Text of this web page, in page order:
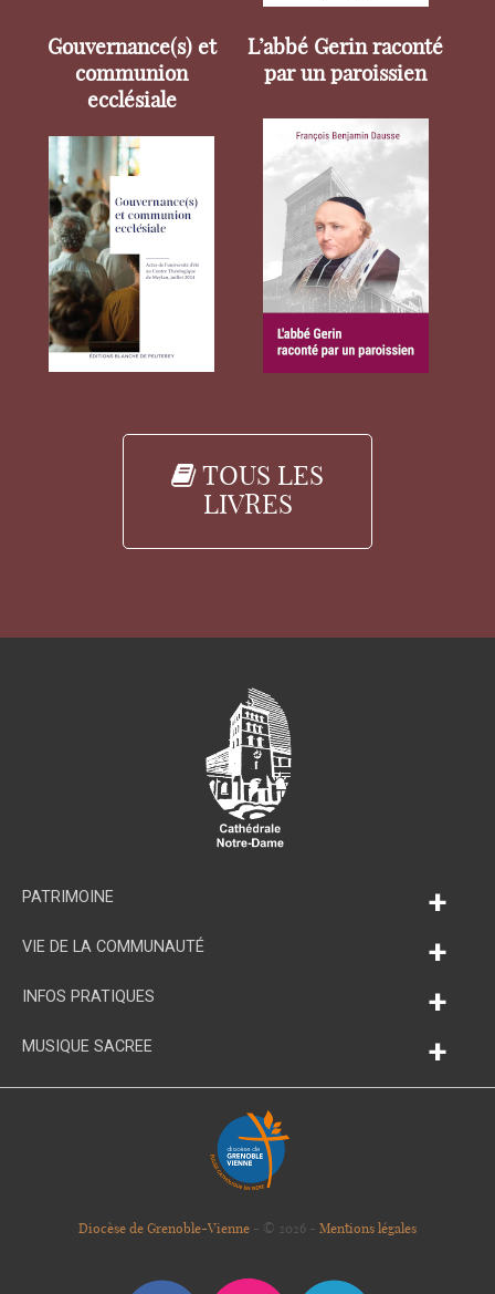
Gouvernance(s) et
communion
ecclésiale
L’abbé Gerin raconté
par un paroissien
TOUS LES
LIVRES
PATRIMOINE +
VIE DE LA COMMUNAUTÉ +
INFOS PRATIQUES +
MUSIQUE SACREE +
Diocèse de Grenoble-Vienne - © 2026 - Mentions légales